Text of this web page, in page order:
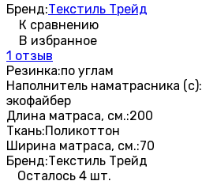
Бренд:Текстиль Трейд
К сравнению
В избранное
1 отзыв
Резинка:по углам
Наполнитель наматрасника (с):
экофайбер
Длина матраса, см.:200
Ткань:Поликоттон
Ширина матраса, см.:70
Бренд:Текстиль Трейд
Осталось 4 шт.